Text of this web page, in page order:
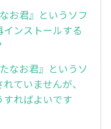
お君』というソフ
ンストールする
なお君』というソ
ていませんが、
ればよいです